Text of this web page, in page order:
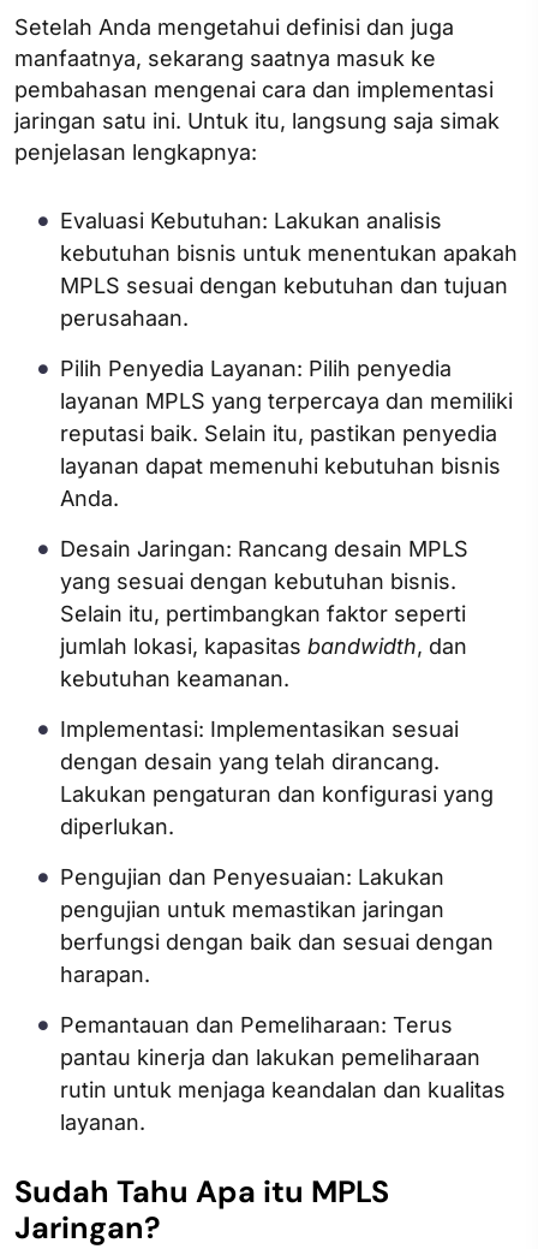
Setelah Anda mengetahui definisi dan juga
manfaatnya, sekarang saatnya masuk ke
pembahasan mengenai cara dan implementasi
jaringan satu ini. Untuk itu, langsung saja simak
penjelasan lengkapnya:
Evaluasi Kebutuhan: Lakukan analisis
kebutuhan bisnis untuk menentukan apakah
MPLS sesuai dengan kebutuhan dan tujuan
perusahaan.
Pilih Penyedia Layanan: Pilih penyedia
layanan MPLS yang terpercaya dan memiliki
reputasi baik. Selain itu, pastikan penyedia
layanan dapat memenuhi kebutuhan bisnis
Anda.
Desain Jaringan: Rancang desain MPLS
yang sesuai dengan kebutuhan bisnis.
Selain itu, pertimbangkan faktor seperti
jumlah lokasi, kapasitas bandwidth, dan
kebutuhan keamanan.
Implementasi: Implementasikan sesuai
dengan desain yang telah dirancang.
Lakukan pengaturan dan konfigurasi yang
diperlukan.
Pengujian dan Penyesuaian: Lakukan
pengujian untuk memastikan jaringan
berfungsi dengan baik dan sesuai dengan
harapan.
Pemantauan dan Pemeliharaan: Terus
pantau kinerja dan lakukan pemeliharaan
rutin untuk menjaga keandalan dan kualitas
layanan.
Sudah Tahu Apa itu MPLS
Jaringan?